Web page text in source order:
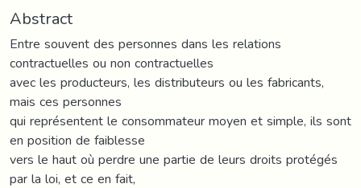
Abstract
Entre souvent des personnes dans les relations
contractuelles ou non contractuelles
avec les producteurs, les distributeurs ou les fabricants,
mais ces personnes
qui représentent le consommateur moyen et simple, ils sont
en position de faiblesse
vers le haut où perdre une partie de leurs droits protégés
par la loi, et ce en fait,